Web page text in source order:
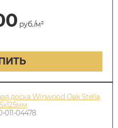
руб./м²
доска Winwood Oak Stella
011-04478